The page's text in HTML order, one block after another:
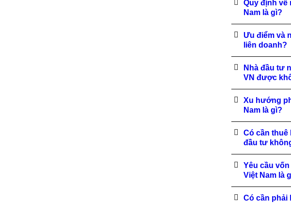
Quy định về
Nam là gì?
Ưu điểm và
liên doanh?
Nhà đầu tư
VN được
Xu hướng
Nam là gì?
Có cần
đầu tư
Yêu cầu
Việt Nam là
Có cần phải